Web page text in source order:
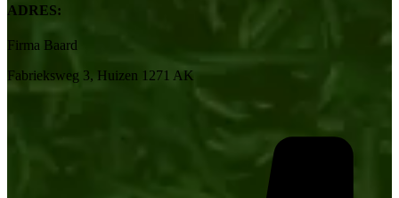
ADRES:
Firma Baard
Fabrieksweg 3, Huizen 1271 AK